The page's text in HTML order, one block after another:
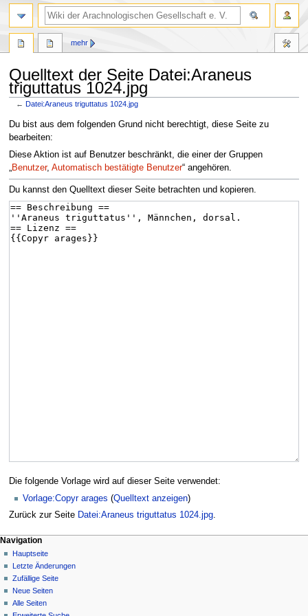
Quelltext der Seite Datei:Araneus
triguttatus 1024.jpg
←Datei:Araneus triguttatus 1024.jpg
Zur
Navigation
springen
Zur
Suche
springen
Du bist aus dem folgenden Grund nicht berechtigt, diese Seite zu
bearbeiten:
Diese Aktion ist auf Benutzer beschränkt, die einer der Gruppen
„Benutzer, Automatisch bestätigte Benutzer“ angehören.
Du kannst den Quelltext dieser Seite betrachten und kopieren.
Die folgende Vorlage wird auf dieser Seite verwendet:
Vorlage:Copyr arages (Quelltext anzeigen)
Zurück zur Seite Datei:Araneus triguttatus 1024.jpg.
mehr
Navigation
Hauptseite
Letzte Änderungen
Zufällige Seite
Neue Seiten
Alle Seiten